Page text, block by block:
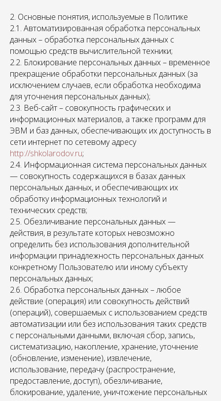
2. Основные понятия, используемые в Политике
2.1. Автоматизированная обработка персональных
данных – обработка персональных данных с
помощью средств вычислительной техники;
2.2. Блокирование персональных данных – временное
прекращение обработки персональных данных (за
исключением случаев, если обработка необходима
для уточнения персональных данных);
2.3. Веб-сайт – совокупность графических и
информационных материалов, а также программ для
ЭВМ и баз данных, обеспечивающих их доступность в
сети интернет по сетевому адресу
http://shkolarodov.ru;
2.4. Информационная система персональных данных
— совокупность содержащихся в базах данных
персональных данных, и обеспечивающих их
обработку информационных технологий и
технических средств;
2.5. Обезличивание персональных данных —
действия, в результате которых невозможно
определить без использования дополнительной
информации принадлежность персональных данных
конкретному Пользователю или иному субъекту
персональных данных;
2.6. Обработка персональных данных – любое
действие (операция) или совокупность действий
(операций), совершаемых с использованием средств
автоматизации или без использования таких средств
с персональными данными, включая сбор, запись,
систематизацию, накопление, хранение, уточнение
(обновление, изменение), извлечение,
использование, передачу (распространение,
предоставление, доступ), обезличивание,
блокирование, удаление, уничтожение персональных